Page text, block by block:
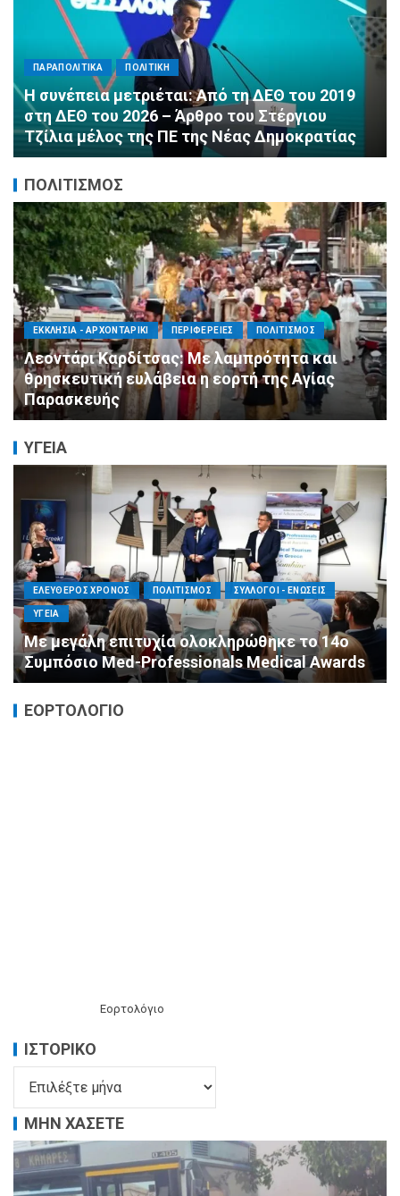
ΠΑΡΑΠΟΛΙΤΙΚΑ ΠΟΛΙΤΙΚΗ
Αλληλεγγύη χωρίς σύνορα: 1.500
εμφιαλωμένα νερά για τους πυροσβέστες στα
Μέγαρα από τη ΔΕΕΠ Α’ Αθηνών ΝΔ και τη 2η
ΔΗΜ.Τ.Ο.
ΠΟΛΙΤΙΣΜΟΣ
ΑΓΙΟΣ ΔΗΜΗΤΡΙΟΣ ΠΟΛΙΤΙΣΜΟΣ ΣΥΛΛΟΓΟΙ - ΕΝΩΣΕΙΣ
Η Εθελοντική Δράση Αγίου Δημητρίου στο
πλευρό των πυρόπληκτων συμπολιτών μας
ΥΓΕΙΑ
ΕΛΕΥΘΕΡΟΣ ΧΡΟΝΟΣ ΟΙΚΟΝΟΜΙΑ ΥΓΕΙΑ
Καταστροφικές δαπάνες υγείας και η
αντιμετώπισή τους
ΕΟΡΤΟΛΟΓΙΟ
Εορτολόγιο
ΙΣΤΟΡΙΚΌ
ΜΗΝ ΧΑΣΕΤΕ